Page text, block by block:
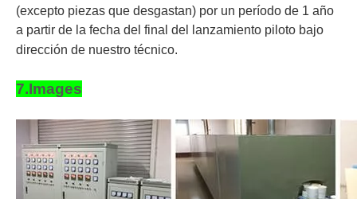
(excepto piezas que desgastan) por un período de 1 año
a partir de la fecha del final del lanzamiento piloto bajo
dirección de nuestro técnico.
7.Images